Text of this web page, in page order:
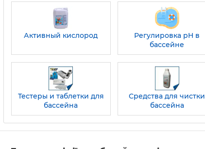
Активный кислород
Регулировка pH в
бассейне
Тестеры и таблетки для
бассейна
Средства для чистки
бассейна